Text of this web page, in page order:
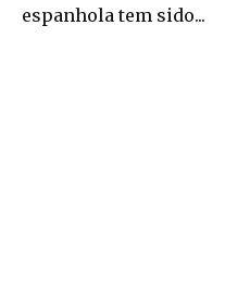
espanhola tem sido...